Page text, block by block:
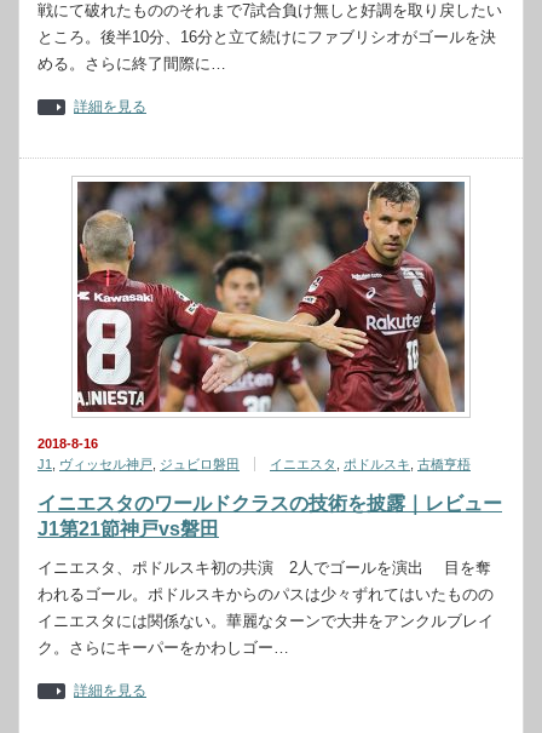
戦にて破れたもののそれまで7試合負け無しと好調を取り戻したい
ところ。後半10分、16分と立て続けにファブリシオがゴールを決
める。さらに終了間際に…
詳細を見る
2018-8-16
J1
ヴィッセル神戸 ジュビロ磐田 イニエスタ ポドルスキ 古橋亨梧
イニエスタのワールドクラスの技術を披露｜レビュー
J1第21節神戸vs磐田
イニエスタ、ポドルスキ初の共演 2人でゴールを演出 目を奪
われるゴール。ポドルスキからのパスは少々ずれてはいたものの
イニエスタには関係ない。華麗なターンで大井をアンクルブレイ
ク。さらにキーパーをかわしゴー…
詳細を見る